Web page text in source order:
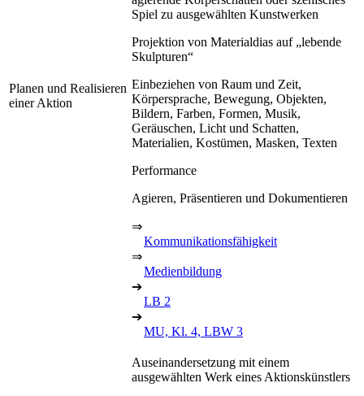
Planen und Realisieren
einer Aktion
Spiel zu ausgewählten Kunstwerken
Projektion von Materialdias auf „lebende
Skulpturen“
Einbeziehen von Raum und Zeit,
Körpersprache, Bewegung, Objekten,
Bildern, Farben, Formen, Musik,
Geräuschen, Licht und Schatten,
Materialien, Kostümen, Masken, Texten
Performance
Agieren, Präsentieren und Dokumentieren
⇒
Kommunikationsfähigkeit
⇒
Medienbildung
➔
LB 2
➔
MU, Kl. 4, LBW 3
Auseinandersetzung mit einem
ausgewählten Werk eines Aktionskünstlers